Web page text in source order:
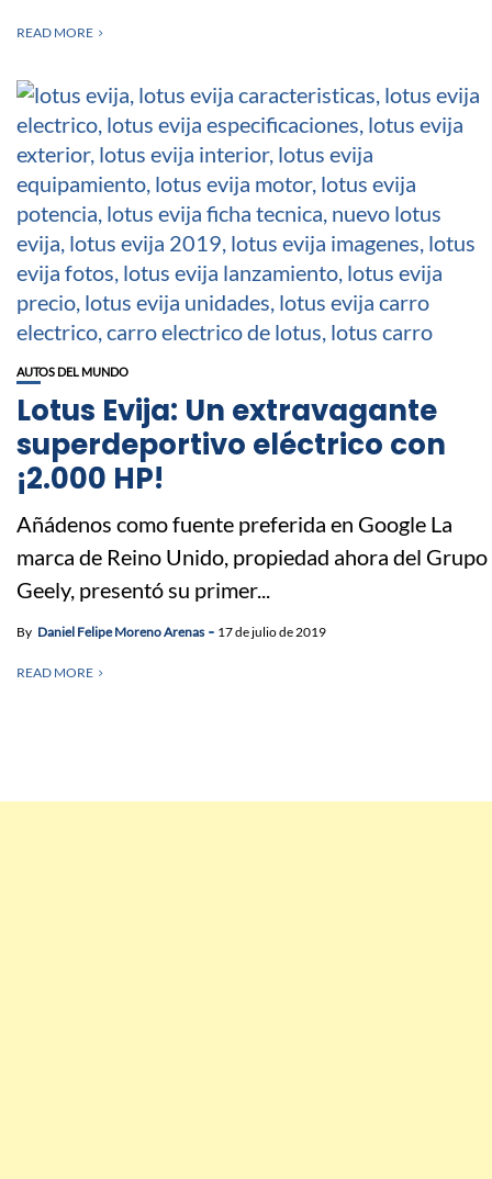
READ MORE
AUTOS DEL MUNDO
Lotus Evija: Un extravagante
superdeportivo eléctrico con
¡2.000 HP!
Añádenos como fuente preferida en Google La
marca de Reino Unido, propiedad ahora del Grupo
Geely, presentó su primer...
By Daniel Felipe Moreno Arenas 17 de julio de 2019
READ MORE